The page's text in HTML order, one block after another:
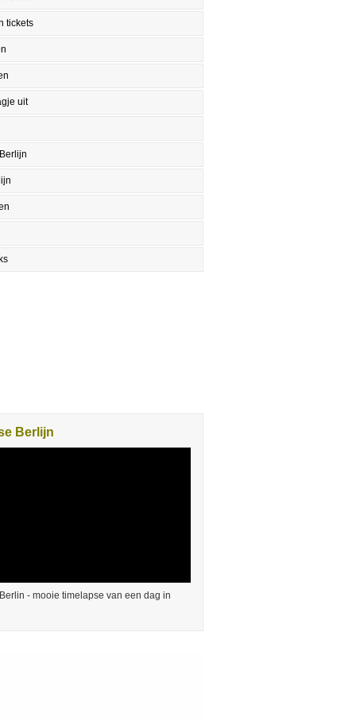
tickets
uit
Berlijn
- mooie timelapse van een dag in